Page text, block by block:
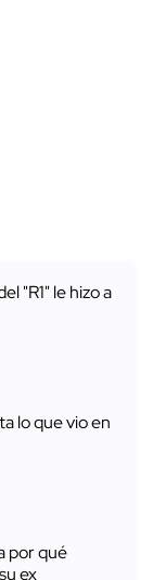
"R1" le hizo a
lo que vio en
por qué
ex